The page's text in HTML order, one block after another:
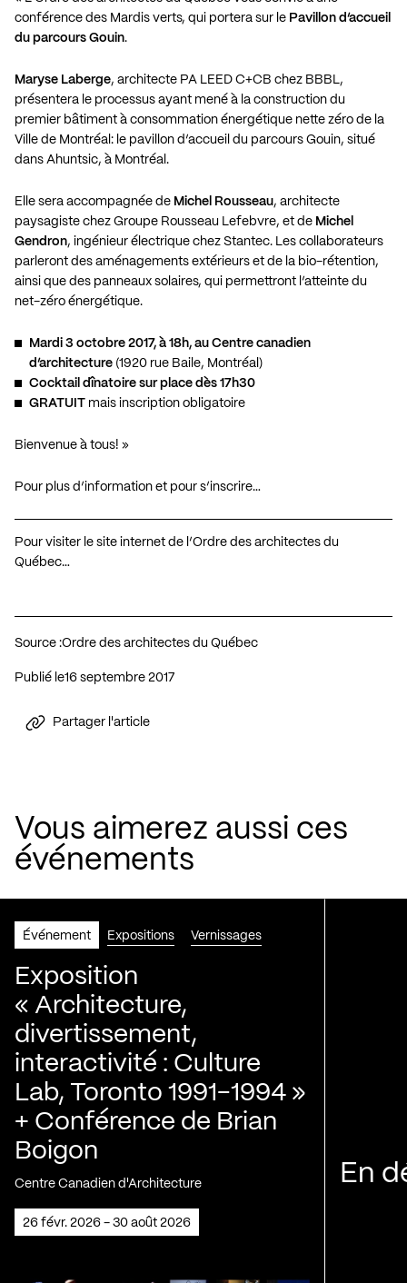
conférence des Mardis verts, qui portera sur le Pavillon d’accueil
du parcours Gouin.
Maryse Laberge, architecte PA LEED C+CB chez BBBL,
présentera le processus ayant mené à la construction du
premier bâtiment à consommation énergétique nette zéro de la
Ville de Montréal: le pavillon d’accueil du parcours Gouin, situé
dans Ahuntsic, à Montréal.
Elle sera accompagnée de Michel Rousseau, architecte
paysagiste chez Groupe Rousseau Lefebvre, et de Michel
Gendron, ingénieur électrique chez Stantec. Les collaborateurs
parleront des aménagements extérieurs et de la bio-rétention,
ainsi que des panneaux solaires, qui permettront l’atteinte du
net-zéro énergétique.
Mardi 3 octobre 2017, à 18h, au Centre canadien
d’architecture (1920 rue Baile, Montréal)
Cocktail dînatoire sur place dès 17h30
GRATUIT mais inscription obligatoire
Bienvenue à tous! »
Pour plus d’information et pour s’inscrire…
Pour visiter le site internet de l’Ordre des architectes du
Québec…
Source :Ordre des architectes du Québec
Publié le 16 septembre 2017
Partager l'article
Vous aimerez aussi ces
événements
Événement Expositions Vernissages
Exposition
« Architecture,
divertissement,
interactivité : Culture
Lab, Toronto 1991-1994 »
+ Conférence de Brian
Boigon
Centre Canadien d'Architecture
26 févr. 2026 - 30 août 2026
En